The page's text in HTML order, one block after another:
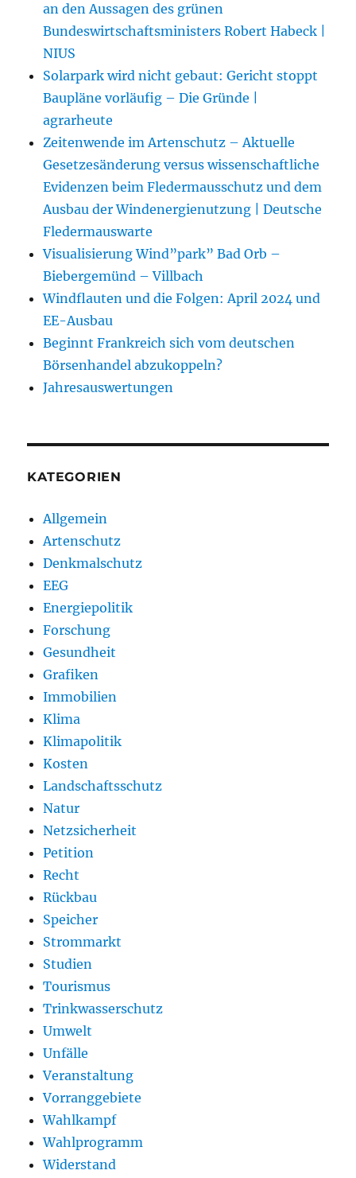
an den Aussagen des grünen
Bundeswirtschaftsministers Robert Habeck |
NIUS
Solarpark wird nicht gebaut: Gericht stoppt
Baupläne vorläufig – Die Gründe |
agrarheute
Zeitenwende im Artenschutz – Aktuelle
Gesetzesänderung versus wissenschaftliche
Evidenzen beim Fledermausschutz und dem
Ausbau der Windenergienutzung | Deutsche
Fledermauswarte
Visualisierung Wind”park” Bad Orb –
Biebergemünd – Villbach
Windflauten und die Folgen: April 2024 und
EE-Ausbau
Beginnt Frankreich sich vom deutschen
Börsenhandel abzukoppeln?
Jahresauswertungen
KATEGORIEN
Allgemein
Artenschutz
Denkmalschutz
EEG
Energiepolitik
Forschung
Gesundheit
Grafiken
Immobilien
Klima
Klimapolitik
Kosten
Landschaftsschutz
Natur
Netzsicherheit
Petition
Recht
Rückbau
Speicher
Strommarkt
Studien
Tourismus
Trinkwasserschutz
Umwelt
Unfälle
Veranstaltung
Vorranggebiete
Wahlkampf
Wahlprogramm
Widerstand